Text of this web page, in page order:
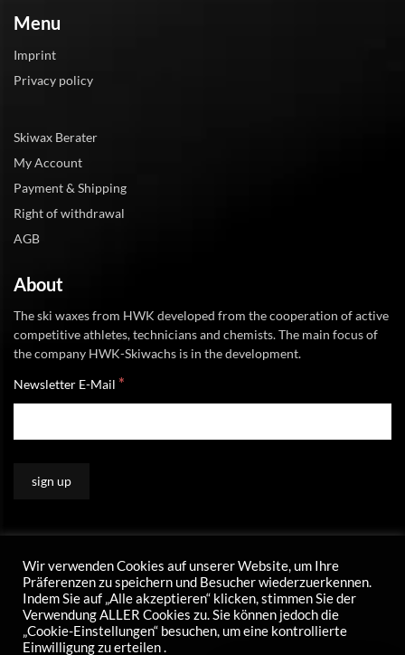
Menu
Imprint
Privacy policy
Skiwax Berater
My Account
Payment & Shipping
Right of withdrawal
AGB
About
The ski waxes from HWK developed from the cooperation of active
competitive athletes, technicians and chemists. The main focus of
the company HWK-Skiwachs is in the development.
Newsletter E-Mail *
Wir verwenden Cookies auf unserer Website, um Ihre
Präferenzen zu speichern und Besucher wiederzuerkennen.
Indem Sie auf „Alle akzeptieren“ klicken, stimmen Sie der
Verwendung ALLER Cookies zu. Sie können jedoch die
„Cookie-Einstellungen“ besuchen, um eine kontrollierte
Einwilligung zu erteilen .